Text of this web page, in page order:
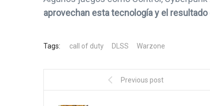
aprovechan esta tecnología y el
Tags: call of duty DLSS Warzone
Previous post
No Yaiba Supera A
Ganancias Globales
Sony